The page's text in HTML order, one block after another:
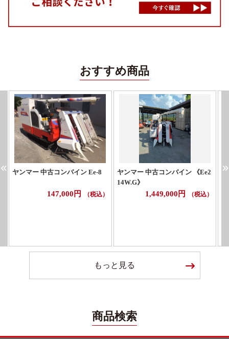
おすすめ商品
ヤンマー 中古コンバイン Ee-8
147,000円 （税込）
ヤンマー 中古コンバイン 《Ee2
14W.G》
1,449,000円 （税込）
もっと見る
商品検索